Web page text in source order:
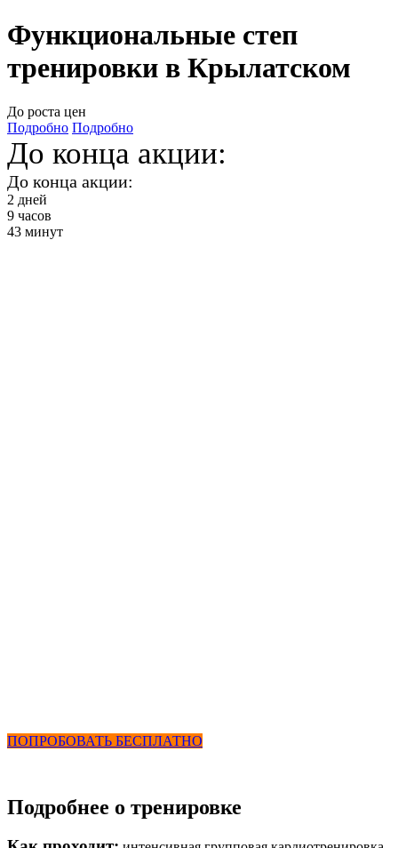
Функциональные степ
тренировки в Крылатском
До роста цен
Подробно Подробно
До конца акции:
До конца акции:
2 дней
9 часов
43 минут
ПОПРОБОВАТЬ БЕСПЛАТНО
Подробнее о тренировке